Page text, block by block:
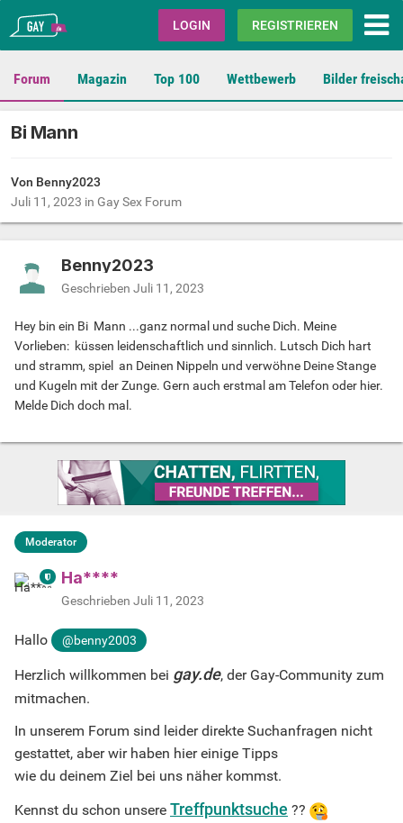
Gay.de LOGIN REGISTRIEREN
Forum Magazin Top 100 Wettbewerb Bilder
Bi Mann
Von Benny2023
Juli 11, 2023 in Gay Sex Forum
Benny2023
Geschrieben Juli 11, 2023
Hey bin ein Bi Mann ...ganz normal und suche Dich. Meine
Vorlieben: küssen leidenschaftlich und sinnlich. Lutsch Dich hart
und stramm, spiel an Deinen Nippeln und verwöhne Deine Stange
und Kugeln mit der Zunge. Gern auch erstmal am Telefon oder hier.
Melde Dich doch mal.
Moderator
Ha****
Geschrieben Juli 11, 2023
Hallo @benny2003
Herzlich willkommen bei gay.de, der Gay-Community zum
mitmachen.
In unserem Forum sind leider direkte Suchanfragen nicht
gestattet, aber wir haben hier einige Tipps
wie du deinem Ziel bei uns näher kommst.
Kennst du schon unsere Treffpunktsuche ??